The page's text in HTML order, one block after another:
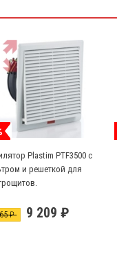
Plastim PTF3500 с
и решеткой для
₽ 9 209 ₽